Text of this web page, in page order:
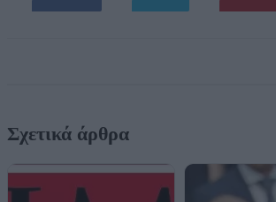
Σχετικά άρθρα